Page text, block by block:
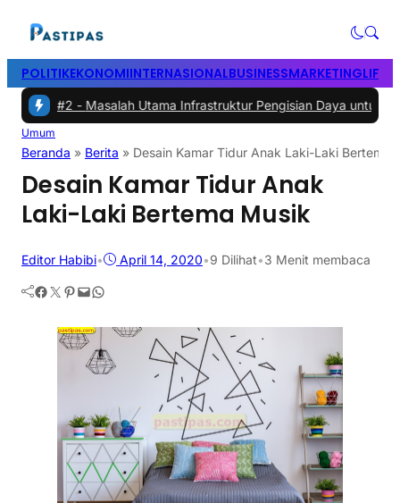
POLITIKEKONOMIINTERNASIONALBUSINESSMARKETING
Masalah Utama Infrastruktur Pengisian Daya untuk Mobil
Umum
Beranda » Berita » Desain Kamar Tidur Anak Laki-Laki Bertema
Desain Kamar Tidur Anak
Laki-Laki Bertema Musik
Editor Habibi• April 14, 2020•9 Dilihat•3 Menit membaca
Facebook Twitter Pinterest Mail WhatsApp